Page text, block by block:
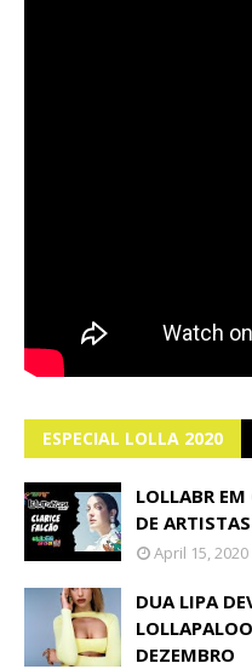
ESPECIAL LOLLA 2020
LOLLABR
DE
April 15, 2020
DUA LIPA
DEZEMBRO